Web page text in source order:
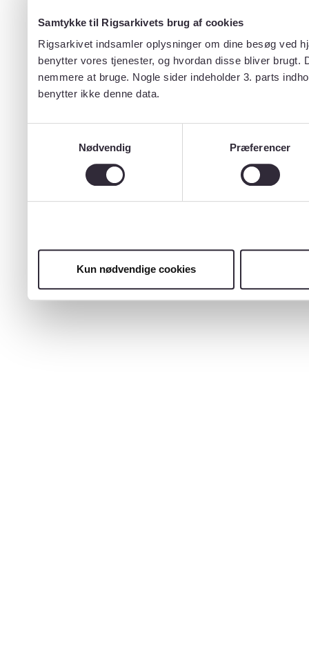
Samtykke til Rigsarkivets brug af cookies
Rigsarkivet indsamler oplysninger om dine besøg ved
benytter vores tjenester, og hvordan disse bliver
nemmere at bruge. Nogle sider indeholder 3. parts
benytter ikke denne data.
Nødvendig
Præferencer
Kun nødvendige cookies